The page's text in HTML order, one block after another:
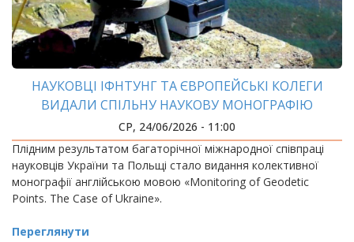
НАУКОВЦІ ІФНТУНГ ТА ЄВРОПЕЙСЬКІ КОЛЕГИ
ВИДАЛИ СПІЛЬНУ НАУКОВУ МОНОГРАФІЮ
СР, 24/06/2026 - 11:00
Плідним результатом багаторічної міжнародної співпраці
науковців України та Польщі стало видання колективної
монографії англійською мовою «Monitoring of Geodetic
Points. The Case of Ukraine».
Переглянути